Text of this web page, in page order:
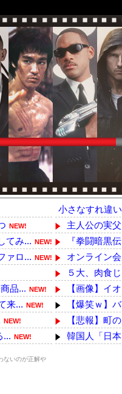
NEW!
てみ... NEW!
ァロ... NEW!
品... NEW!
来... NEW!
NEW!
... NEW!
小さなすれ違
主人公の実
『拳闘暗黒
オンライン
５大、肉食
【画像】イ
【爆笑ｗ】
【悲報】町
韓国人「日
39歳DF長
ないのが正解や